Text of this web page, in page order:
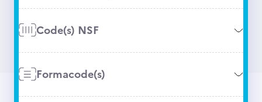
Code(s) NSF
Formacode(s)